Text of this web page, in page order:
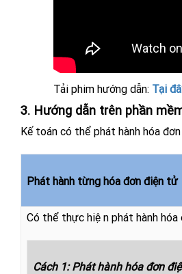
Tải phim hướng dẫn: Tại
3. Hướng dẫn trên phần
Kế toán có thể phát hành hóa
Phát hành từng hóa đơn điện tử
Có thể thực hiện phát hành
Cách 1: Phát hành hóa đơn